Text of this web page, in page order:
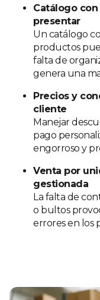
Catálogo
presentar
Un catálogo
productos
falta de
genera una
Precios y
cliente
Manejar
pago
engorroso y
Venta por
gestionada
La falta de
o bultos
errores en los